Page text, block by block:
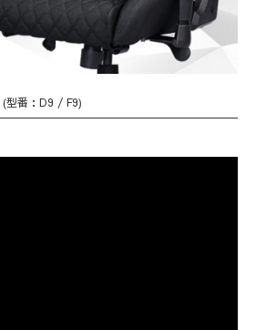
(型番：D9 / F9)